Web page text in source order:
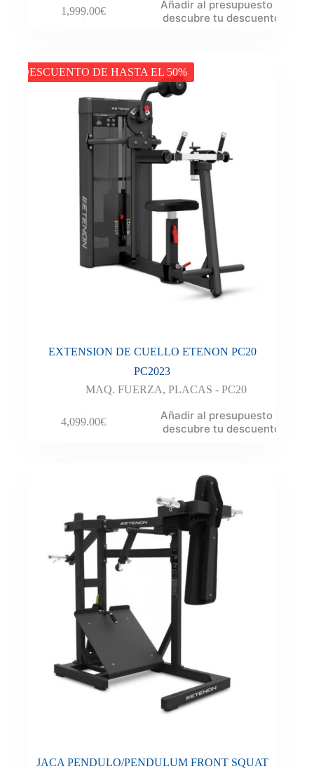
1,999.00€
Añadir al presupuesto y
descubre tu descuento
DESCUENTO DE HASTA EL 50%
EXTENSION DE CUELLO ETENON PC20
PC2023
MAQ. FUERZA,PLACAS - PC20
4,099.00€
Añadir al presupuesto y
descubre tu descuento
JACA PENDULO/PENDULUM FRONT SQUAT